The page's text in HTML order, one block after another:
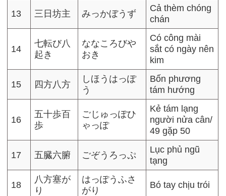
13 三日坊主 みっかぼうず
Cả thèm chóng
chán
14
七転び八
起き
ななころびや
おき
Có công mài
sắt có ngày nên
kim
15 四方八方
しほうはっぽ
う
Bốn phương
tám hướng
16
五十歩百
歩
ごじゅっぽひ
ゃっぽ
Kẻ tám lạng
người nửa cân/
49 gặp 50
17 五臓六腑 ごぞうろっぷ
Lục phủ ngũ
tạng
18
八方塞が
り
はっぽうふさ
がり
Bó tay chịu trói